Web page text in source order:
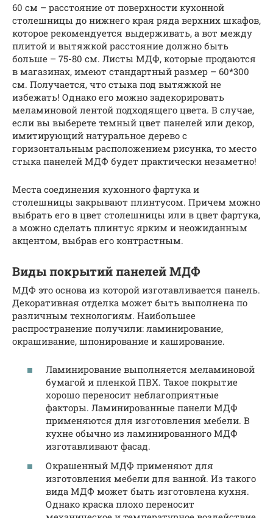
60 см – расстояние от поверхности кухонной
столешницы до нижнего края ряда верхних шкафов,
которое рекомендуется выдерживать, а вот между
плитой и вытяжкой расстояние должно быть
больше – 75-80 см. Листы МДФ, которые продаются
в магазинах, имеют стандартный размер – 60*300
см. Получается, что стыка под вытяжкой не
избежать! Однако его можно задекорировать
меламиновой лентой подходящего цвета. В случае,
если вы выберете темный цвет панелей или декор,
имитирующий натуральное дерево с
горизонтальным расположением рисунка, то место
стыка панелей МДФ будет практически незаметно!
Места соединения кухонного фартука и
столешницы закрывают плинтусом. Причем можно
выбрать его в цвет столешницы или в цвет фартука,
а можно сделать плинтус ярким и неожиданным
акцентом, выбрав его контрастным.
Виды покрытий панелей МДФ
МДФ это основа из которой изготавливается панель.
Декоративная отделка может быть выполнена по
различным технологиям. Наибольшее
распространение получили: ламинирование,
окрашивание, шпонирование и каширование.
Ламинирование выполняется меламиновой
бумагой и пленкой ПВХ. Такое покрытие
хорошо переносит неблагоприятные
факторы. Ламинированные панели МДФ
применяются для изготовления мебели. В
кухне обычно из ламинированного МДФ
изготавливают фасад.
Окрашенный МДФ применяют для
изготовления мебели для ванной. Из такого
вида МДФ может быть изготовлена кухня.
Однако краска плохо переносит